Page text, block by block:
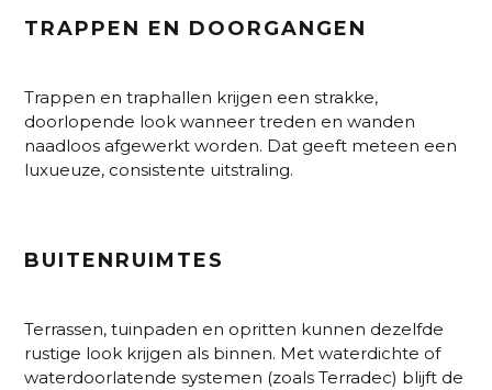
TRAPPEN EN DOORGANGEN
Trappen en traphallen krijgen een strakke,
doorlopende look wanneer treden en wanden
naadloos afgewerkt worden. Dat geeft meteen een
luxueuze, consistente uitstraling.
BUITENRUIMTES
Terrassen, tuinpaden en opritten kunnen dezelfde
rustige look krijgen als binnen. Met waterdichte of
waterdoorlatende systemen (zoals Terradec) blijft de